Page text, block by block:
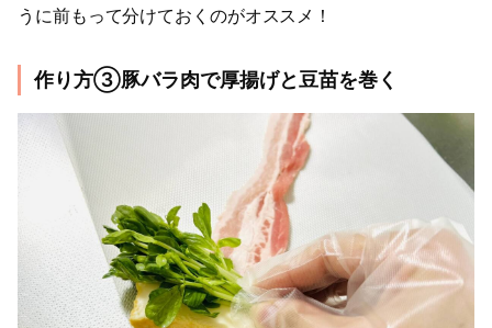
うに前もって分けておくのがオススメ！
作り方③豚バラ肉で厚揚げと豆苗を巻く